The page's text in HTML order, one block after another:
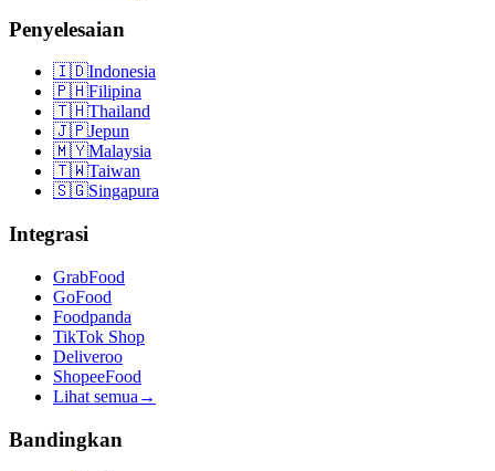
Penyelesaian
🇮🇩Indonesia
🇵🇭Filipina
🇹🇭Thailand
🇯🇵Jepun
🇲🇾Malaysia
🇹🇼Taiwan
🇸🇬Singapura
Integrasi
GrabFood
GoFood
Foodpanda
TikTok Shop
Deliveroo
ShopeeFood
Lihat semua →
Bandingkan